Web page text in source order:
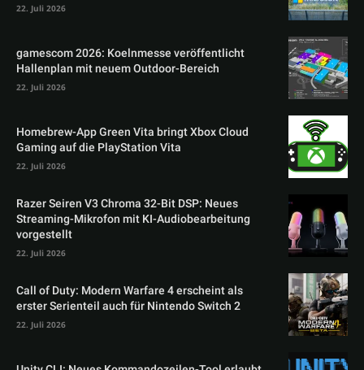
22. Juli 2026
gamescom 2026: Koelnmesse veröffentlicht
Hallenplan mit neuem Outdoor-Bereich
22. Juli 2026
Homebrew-App Green Vita bringt Xbox Cloud
Gaming auf die PlayStation Vita
22. Juli 2026
Razer Seiren V3 Chroma 32-Bit DSP: Neues
Streaming-Mikrofon mit KI-Audiobearbeitung
vorgestellt
22. Juli 2026
Call of Duty: Modern Warfare 4 erscheint als
erster Serienteil auch für Nintendo Switch 2
22. Juli 2026